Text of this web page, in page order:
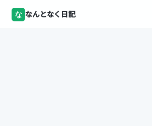
な なんとなく日記